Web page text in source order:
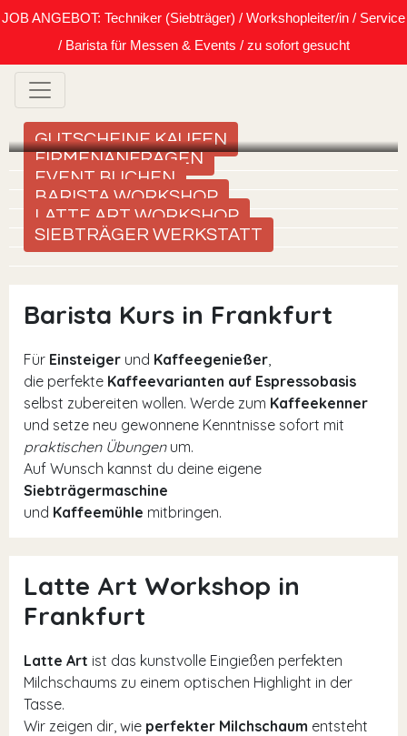
JOB ANGEBOT: Techniker (Siebträger) / Workshopleiter/in / Service
/ Barista für Messen & Events / zu sofort gesucht
GUTSCHEINE KAUFEN
FIRMENANFRAGEN
EVENT BUCHEN
BARISTA WORKSHOP
LATTE ART WORKSHOP
SIEBTRÄGER WERKSTATT
Barista Kurs in Frankfurt
Für Einsteiger und Kaffeegenießer,
die perfekte Kaffeevarianten auf Espressobasis
selbst zubereiten wollen. Werde zum Kaffeekenner
und setze neu gewonnene Kenntnisse sofort mit
praktischen Übungenum.
Auf Wunsch kannst du deine eigene
Siebträgermaschine
und Kaffeemühle mitbringen.
Latte Art Workshop in
Frankfurt
Latte Art ist das kunstvolle Eingießen perfekten
Milchschaums zu einem optischen Highlight in der
Tasse.
Wir zeigen dir, wie perfekter Milchschaum entsteht